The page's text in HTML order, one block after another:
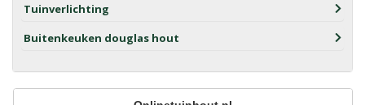
Tuinverlichting
Buitenkeuken douglas hout